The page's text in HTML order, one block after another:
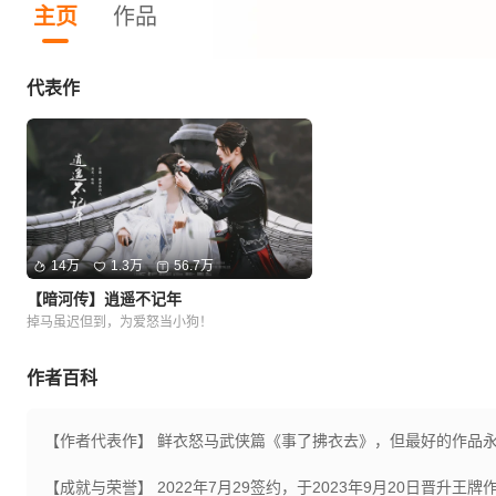
主页 作品
代表作
14万 1.3万 56.7万
【暗河传】逍遥不记年
掉马虽迟但到，为爱怒当小狗！
作者百科
【作者代表作】 鲜衣怒马武侠篇《事了拂衣去》，但最好的作品
【成就与荣誉】 2022年7月29签约，于2023年9月20日晋升王牌作